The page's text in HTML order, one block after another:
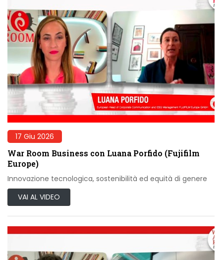
17 Giu 2026
War Room Business con Luana Porfido (Fujifilm
Europe)
Innovazione tecnologica, sostenibilità ed equità di genere
VAI AL VIDEO